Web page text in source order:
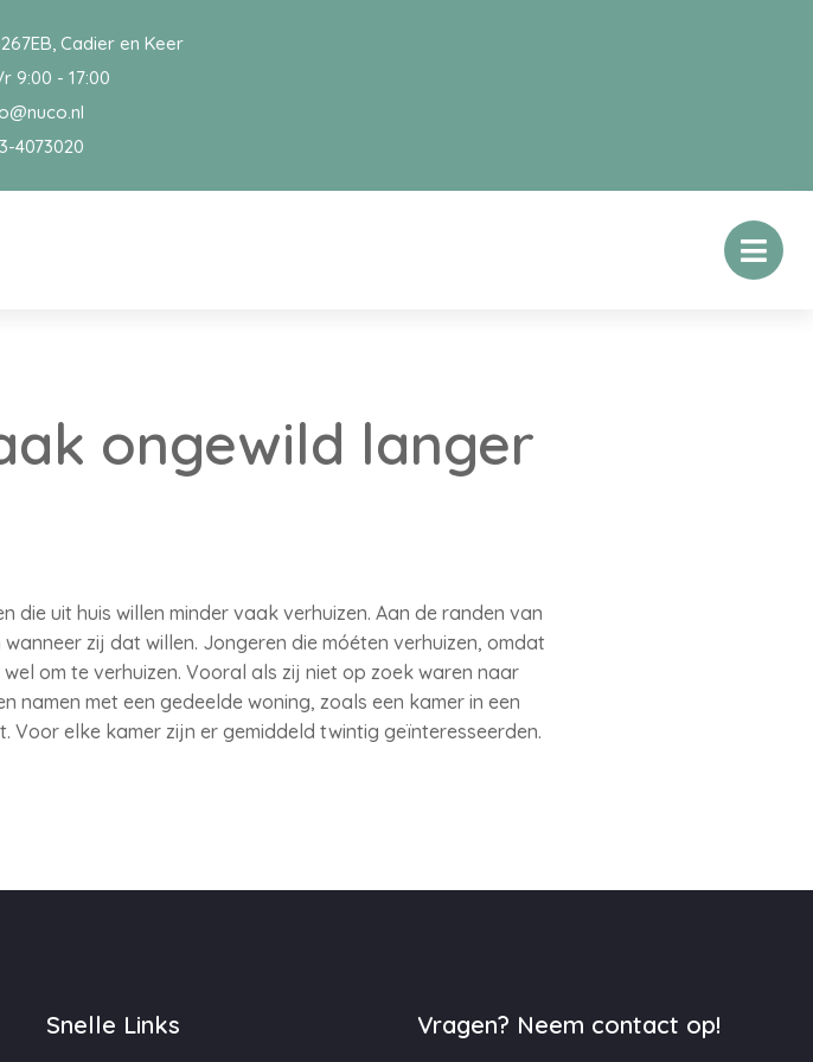
Cadier en Keer
9:00 - 17:00
4073020
ongewild langer
uit huis willen minder vaak verhuizen. Aan de randen van
zij dat willen. Jongeren die móéten verhuizen, omdat
om te verhuizen. Vooral als zij niet op zoek waren naar
met een gedeelde woning, zoals een kamer in een
elke kamer zijn er gemiddeld twintig geïnteresseerden.
Snelle Links Vragen? Neem contact op!